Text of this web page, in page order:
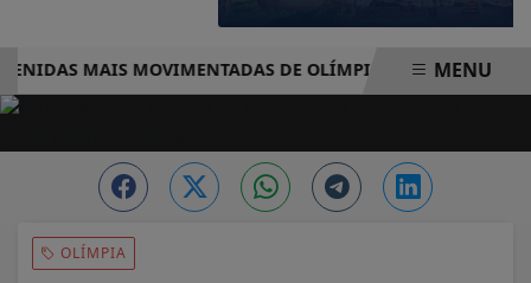
MAIS MOVIMENTADAS DE OLÍMPIA COMPLETO –MENU
OLÍMPIA